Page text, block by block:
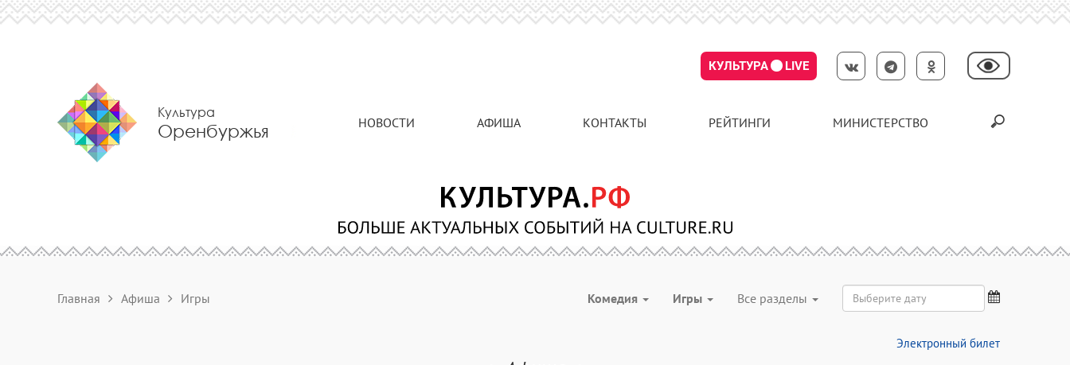
КУЛЬТУРА LIVE
Культура
Оренбуржья НОВОСТИ АФИША КОНТАКТЫ РЕЙТИНГИ МИНИСТЕРСТВО
Главная Афиша Игры Комедия Игры Все разделы
Электронный билет